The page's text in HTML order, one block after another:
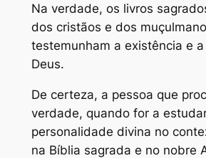
Na verdade, os livros
dos cristãos e dos
testemunham a existência e
Deus.
De certeza, a pessoa que
verdade, quando for a
personalidade divina no
na Bíblia sagrada e no nobre